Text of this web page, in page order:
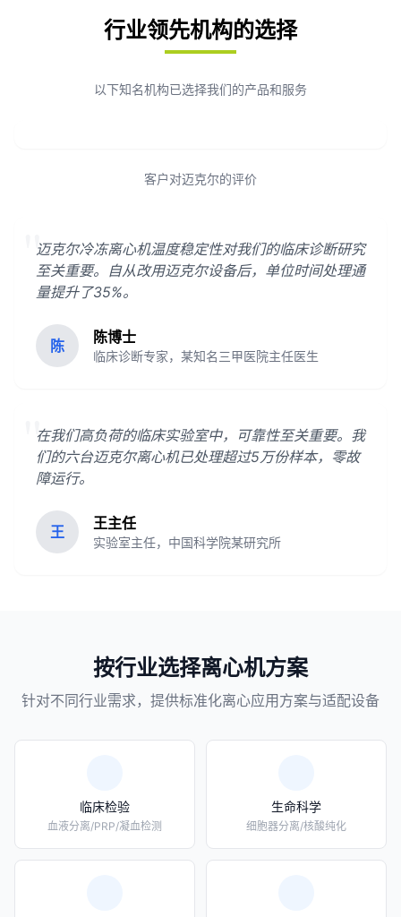
行业领先机构的选择
以下知名机构已选择我们的产品和服务
客户对迈克尔的评价
"
迈克尔冷冻离心机温度稳定性对我们的临床诊断研究
至关重要。自从改用迈克尔设备后，单位时间处理通
量提升了35%。
陈 陈博士
临床诊断专家，某知名三甲医院主任医生
"
在我们高负荷的临床实验室中，可靠性至关重要。我
们的六台迈克尔离心机已处理超过5万份样本，零故
障运行。
王 王主任
实验室主任，中国科学院某研究所
按行业选择离心机方案
针对不同行业需求，提供标准化离心应用方案与适配设备
临床检验
血液分离/PRP/凝血检测
生命科学
细胞器分离/核酸纯化